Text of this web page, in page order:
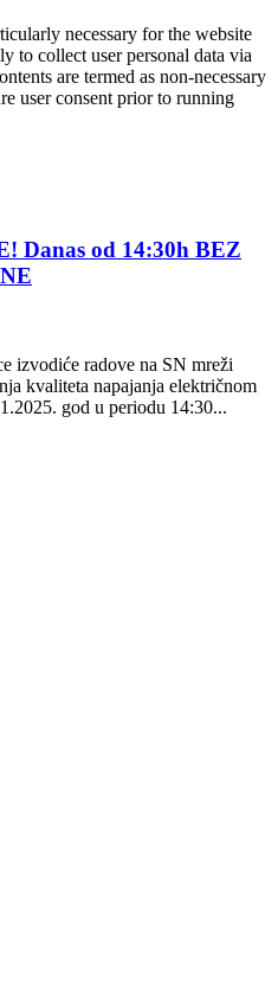
necessary for the website
to collect user personal data via
are termed as non-necessary
user consent prior to running
Danas od 14:30h BEZ
izvodiće radove na SN mreži
kvaliteta napajanja električnom
god u periodu 14:30...